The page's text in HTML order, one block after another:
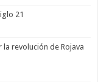
21
la revolución de Rojava